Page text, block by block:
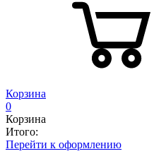
Корзина
0
Корзина
Итого:
Перейти к оформлению